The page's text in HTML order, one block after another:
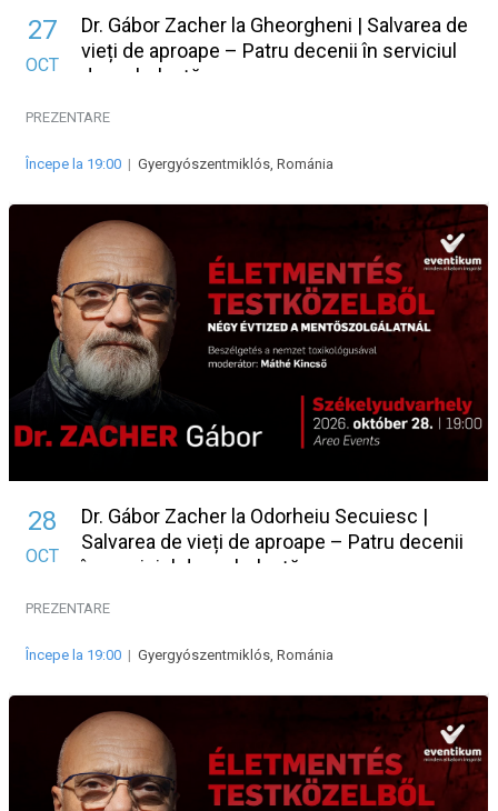
27
OCT
Dr. Gábor Zacher la Gheorgheni | Salvarea de
vieți de aproape – Patru decenii în serviciul
de ambulanță
PREZENTARE
Începe la 19:00 | Gyergyószentmiklós, Románia
28
OCT
Dr. Gábor Zacher la Odorheiu Secuiesc |
Salvarea de vieți de aproape – Patru decenii
în serviciul de ambulanță
PREZENTARE
Începe la 19:00 | Gyergyószentmiklós, Románia